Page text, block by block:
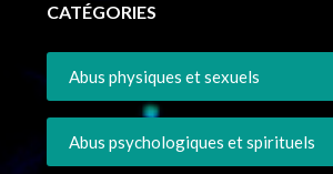
CATÉGORIES
Abus physiques et sexuels
Abus psychologiques et spirituels